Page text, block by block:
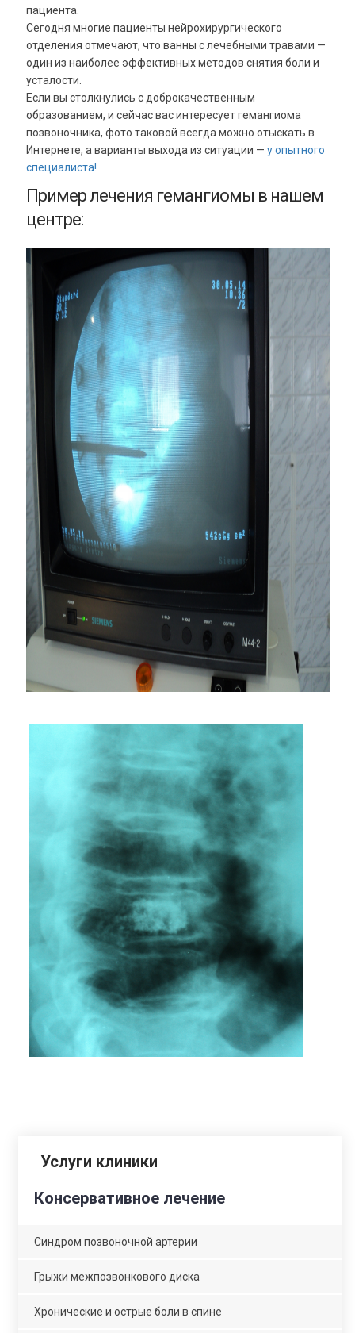
пациента.
Сегодня многие пациенты нейрохирургического
отделения отмечают, что ванны с лечебными травами —
один из наиболее эффективных методов снятия боли и
усталости.
Если вы столкнулись с доброкачественным
образованием, и сейчас вас интересует гемангиома
позвоночника, фото таковой всегда можно отыскать в
Интернете, а варианты выхода из ситуации — у опытного
специалиста!
Пример лечения гемангиомы в нашем
центре:
Услуги клиники
Консервативное лечение
Синдром позвоночной артерии
Грыжи межпозвонкового диска
Хронические и острые боли в спине